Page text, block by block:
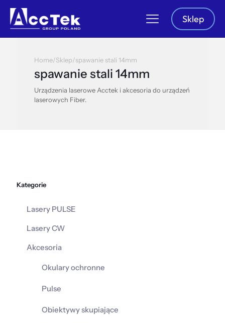
Sklep
Home/Sklep/spawanie stali 14mm
spawanie stali 14mm
Urządzenia laserowe Acctek i akcesoria do urządzeń
laserowych Fiber.
Kategorie
Lasery PULSE
Lasery CW
Akcesoria
Okulary ochronne
Pulse
Obiektywy skupiające